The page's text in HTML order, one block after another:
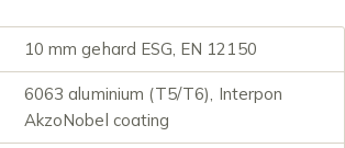
10 mm gehard ESG, EN 12150
6063 aluminium (T5/T6), Interpon
AkzoNobel coating